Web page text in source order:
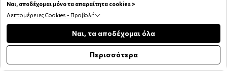
Ναι, αποδέχομαι μόνο τα απαραίτητα cookies >
Λεπτομέρειες Cookies - Προβολή
Ναι, τα αποδέχομαι όλα
Περισσότερα
ΚΑΤΑΧΩΡΗΣΗ